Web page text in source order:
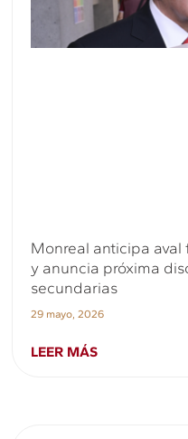
Monreal anticipa
y anuncia próxima
secundarias
29 mayo, 2026
LEER MÁS